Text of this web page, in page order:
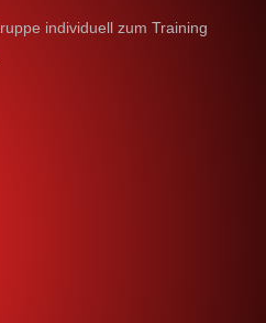
individuell zum Training